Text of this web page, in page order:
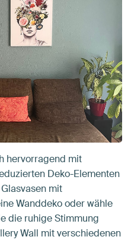
hervorragend mit
Deko-Elementen
mit
Wanddeko oder wähle
die ruhige Stimmung
Wall mit verschiedenen